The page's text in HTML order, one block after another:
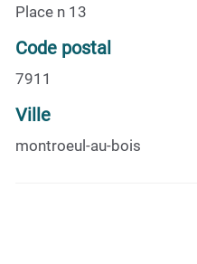
Place n 13
Code postal
7911
Ville
montroeul-au-bois